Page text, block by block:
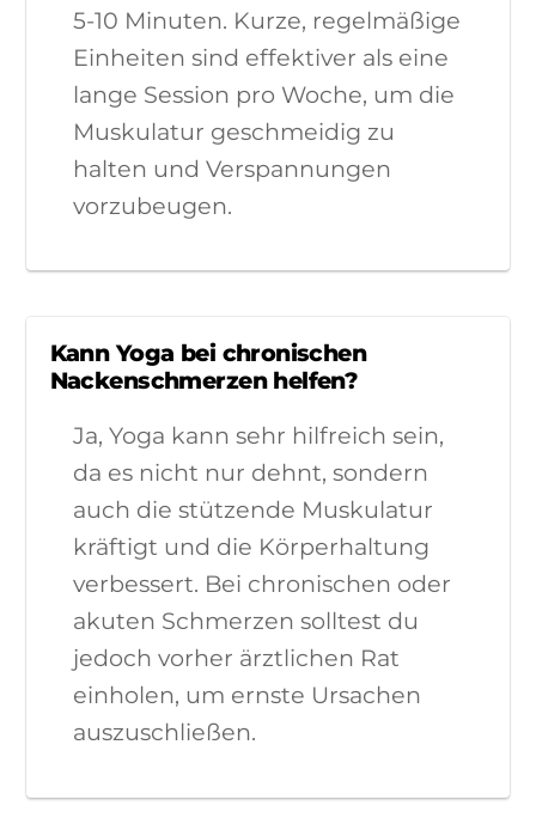
5-10 Minuten. Kurze, regelmäßige
Einheiten sind effektiver als eine
lange Session pro Woche, um die
Muskulatur geschmeidig zu
halten und Verspannungen
vorzubeugen.
Kann Yoga bei chronischen
Nackenschmerzen helfen?
Ja, Yoga kann sehr hilfreich sein,
da es nicht nur dehnt, sondern
auch die stützende Muskulatur
kräftigt und die Körperhaltung
verbessert. Bei chronischen oder
akuten Schmerzen solltest du
jedoch vorher ärztlichen Rat
einholen, um ernste Ursachen
auszuschließen.